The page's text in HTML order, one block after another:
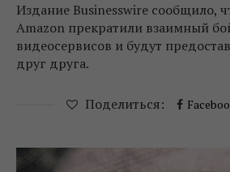
Издание Businesswire сообщило,
Amazon прекратили взаимный
видеосервисов и будут
друг друга.
Поделиться: